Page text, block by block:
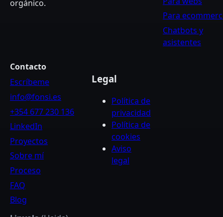
orgánico.
Para
Chatbots y
asistentes
Contacto
Escríbeme
info@fonsi.es
+354 677 230 136
LinkedIn
Proyectos
Sobre mí
Proceso
FAQ
Blog
Legal
Política de
privacidad
Política de
cookies
Aviso
legal